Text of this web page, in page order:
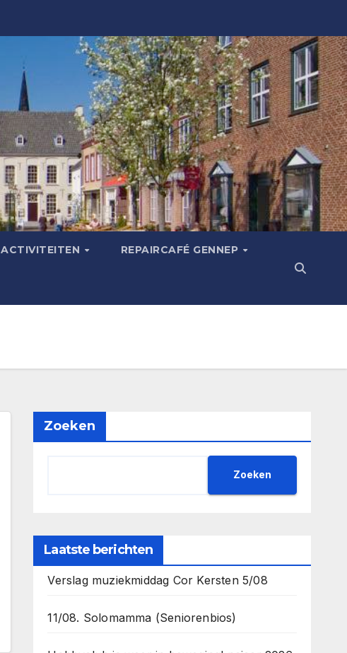
ACTIVITEITEN REPAIRCAFÉ GENNEP
Zoeken
Zoeken
Laatste berichten
Verslag muziekmiddag Cor Kersten 5/08
11/08. Solomamma (Seniorenbios)